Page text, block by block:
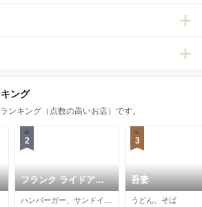
ング
ンキング（点数の高いお店）です。
2
フランク ライドアン
ドイート
3
吾妻
うどん、そば